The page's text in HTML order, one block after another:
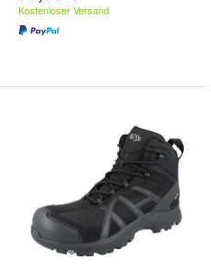
Kostenloser Versand